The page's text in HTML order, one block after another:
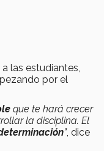
las estudiantes,
por el
que te hará crecer
la disciplina. El
”, dice